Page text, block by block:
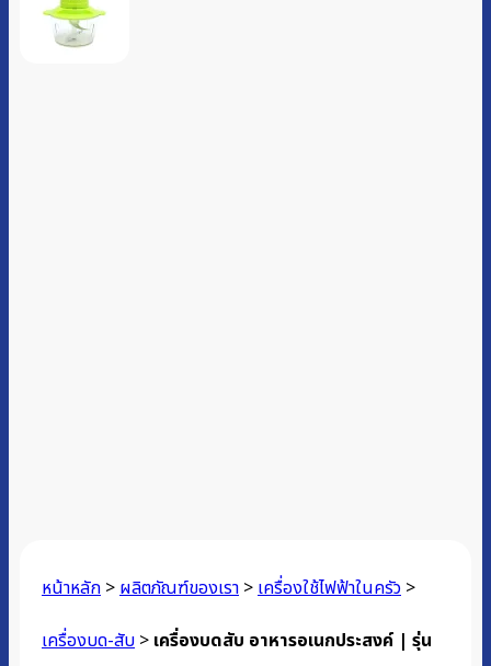
หน้าหลัก >ผลิตภัณฑ์ของเรา >เครื่องใช้ไฟฟ้าในครัว >
เครื่องบด-สับ > เครื่องบดสับ อาหารอเนกประสงค์ | รุ่น